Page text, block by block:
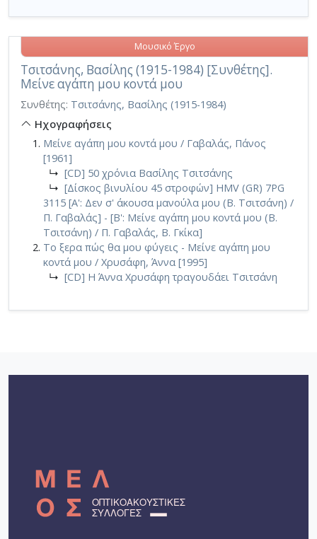
Τσιτσάνης, Βασίλης (1915-1984) [Συνθέτης].
Μείνε αγάπη μου κοντά μου
Μουσικό Έργο
Συνθέτης: Τσιτσάνης, Βασίλης (1915-1984)
Ηχογραφήσεις
Μείνε αγάπη μου κοντά μου / Γαβαλάς, Πάνος
[1961]
↳ [CD] 50 χρόνια Βασίλης Τσιτσάνης
↳ [Δίσκος βινυλίου 45 στροφών] HMV (GR) 7PG
3115 [A': Δεν σ' άκουσα μανούλα μου (Β. Τσιτσάνη) /
Π. Γαβαλάς] - [Β': Μείνε αγάπη μου κοντά μου (Β.
Τσιτσάνη) / Π. Γαβαλάς, Β. Γκίκα]
Το ξερα πώς θα μου φύγεις - Μείνε αγάπη μου
κοντά μου / Χρυσάφη, Άννα [1995]
↳ [CD] Η Άννα Χρυσάφη τραγουδάει Τσιτσάνη